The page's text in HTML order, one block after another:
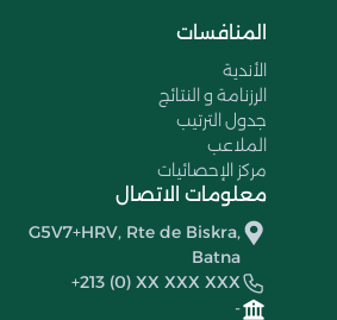
المنافسات
الأندية
الرزنامة و النتائج
جدول الترتيب
الملاعب
مركز الإحصائيات
معلومات الاتصال
G5V7+HRV, Rte de Biskra,
Batna
+213 (0) XX XXX XXX
-